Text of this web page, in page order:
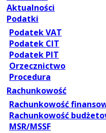
Aktualności
Podatki
Podatek VAT
Podatek CIT
Podatek PIT
Orzecznictwo
Procedura
Rachunkowość
Rachunkowość
Rachunkowość
MSR/MSSF